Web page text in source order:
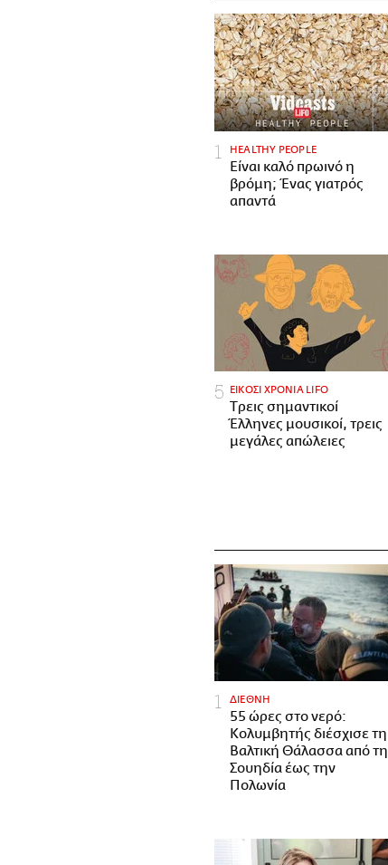
HEALTHY PEOPLE
Είναι καλό πρωινό η
βρόμη; Ένας γιατρός
απαντά
ΕΙΚΟΣΙ ΧΡΟΝΙΑ LIFO
Tρεις σημαντικοί
Έλληνες μουσικοί, τρεις
μεγάλες απώλειες
ΔΙΕΘΝΗ
55 ώρες στο νερό:
Κολυμβητής διέσχισε τη
Βαλτική Θάλασσα από τη
Σουηδία έως την
Πολωνία